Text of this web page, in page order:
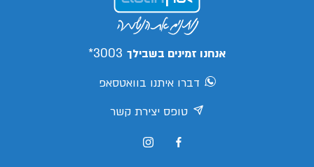
אנחנו זמינים בשבילך 3003*
דברו איתנו בוואטסאפ
טופס יצירת קשר